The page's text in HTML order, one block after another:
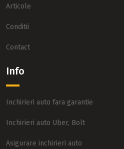
Articole
Conditii
Contact
Info
Inchirieri auto fara garantie
Inchirieri auto Uber, Bolt
Asigurare inchirieri auto